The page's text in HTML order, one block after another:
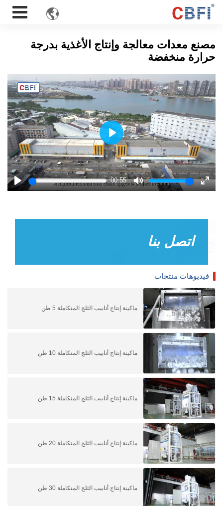

مصنع معدات معالجة وإنتاج الأغذية بدرجة
حرارة منخفضة
Play
00:55
Mute
Enter
Play
اتصل بنا
فيديوهات منتجات
ماكينة إنتاج أنابيب الثلج المتكاملة 5 طن
ماكينة إنتاج أنابيب الثلج المتكاملة 10 طن
ماكينة إنتاج أنابيب الثلج المتكاملة 15 طن
ماكينة إنتاج أنابيب الثلج المتكاملة 20 طن
ماكينة إنتاج أنابيب الثلج المتكاملة 30 طن